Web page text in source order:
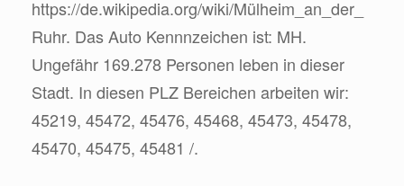
https://de.wikipedia.org/wiki/Mülheim_an_der_
Ruhr. Das Auto Kennnzeichen ist: MH.
Ungefähr 169.278 Personen leben in dieser
Stadt. In diesen PLZ Bereichen arbeiten wir:
45219, 45472, 45476, 45468, 45473, 45478,
45470, 45475, 45481 /.